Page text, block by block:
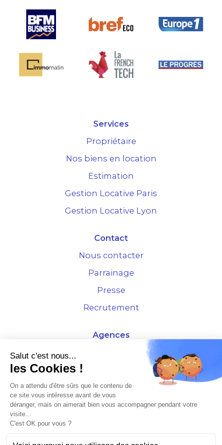
Services
Propriétaire
Nos biens en location
Estimation
Gestion Locative Paris
Gestion Locative Lyon
Contact
Nous contacter
Parrainage
Presse
Recrutement
Agences
4 Rue de la Bourse - 69001 Lyon
10 rue d'Austerlitz - 75012 Paris
À L'HORIZON 2025
Salut c'est nous...
les Cookies !
On a attendu d'être sûrs que le contenu de
ce site vous intéresse avant de vous
déranger, mais on aimerait bien vous accompagner pendant votre
visite...
C'est OK pour vous ?